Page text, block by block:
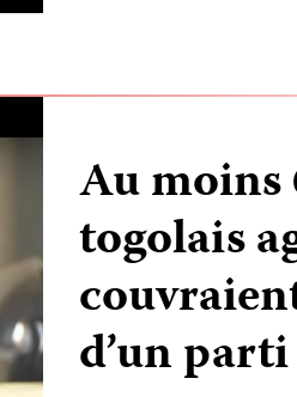
Au
togolais
d’un